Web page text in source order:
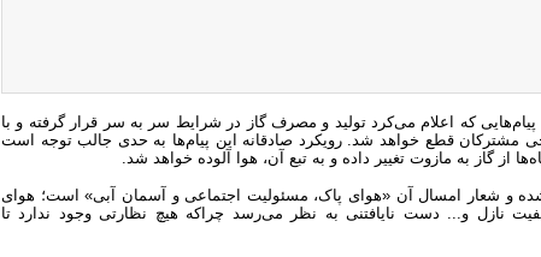
که اعلام می‌کرد تولید و مصرف گاز در شرایط سر به سر قرار گرفته و با
مشترکان قطع خواهد شد. رویکرد صادقانه این پیام‌ها به حدی جالب توجه است
از گاز به مازوت تغییر داده و به تبع آن، هوا آلوده خواهد شد.
شده و شعار امسال آن «هوای پاک، مسئولیت اجتماعی و آسمان آبی» است؛ هوای
نازل و... دست نایافتنی به نظر می‌رسد چراکه هیچ نظارتی وجود ندارد تا